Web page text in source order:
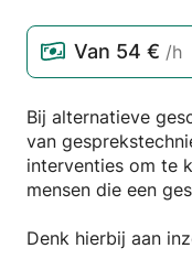
Van 54 € /h
Bij alternatieve
van
interventies om te
mensen die een
Denk hierbij aan